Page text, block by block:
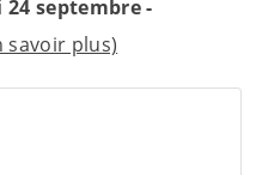
24 septembre -
savoir plus)